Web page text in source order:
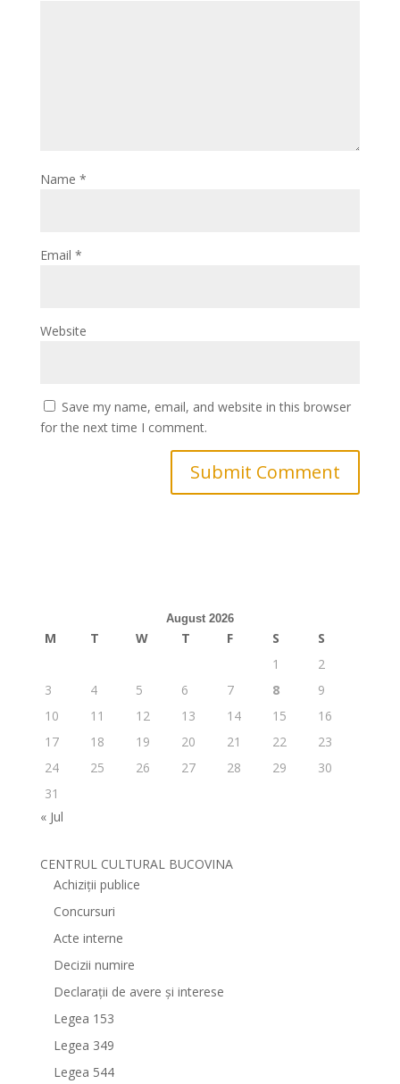
Name *
Email *
Website
Save my name, email, and website in this browser
for the next time I comment.
August 2026
M T W T F S
S
1
2
3
4 5 6 7 8
9
10
11 12 13 14 15
16
17
18 19 20 21 22
23
24
25 26 27 28 29
30
31
« Jul
CENTRUL CULTURAL BUCOVINA
Achiziții publice
Concursuri
Acte interne
Decizii numire
Declarații de avere și interese
Legea 153
Legea 349
Legea 544